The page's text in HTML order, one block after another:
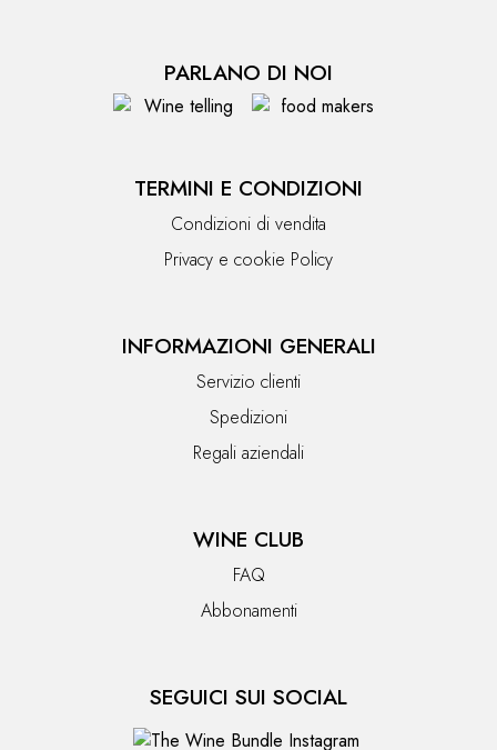
PARLANO DI NOI
TERMINI E CONDIZIONI
Condizioni di vendita
Privacy e cookie Policy
INFORMAZIONI GENERALI
Servizio clienti
Spedizioni
Regali aziendali
WINE CLUB
FAQ
Abbonamenti
SEGUICI SUI SOCIAL